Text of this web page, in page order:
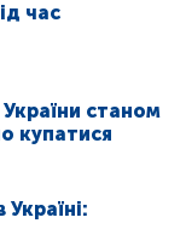
час
станом
купатися